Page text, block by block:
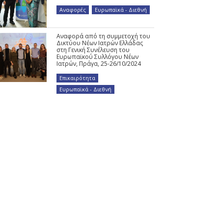
Αναφορές Ευρωπαϊκά - Διεθνή
Αναφορά από τη συμμετοχή του
Δικτύου Νέων Ιατρών Ελλάδας
στη Γενική Συνέλευση του
Ευρωπαϊκού Συλλόγου Νέων
Ιατρών, Πράγα, 25-26/10/2024
Επικαιρότητα
Ευρωπαϊκά - Διεθνή